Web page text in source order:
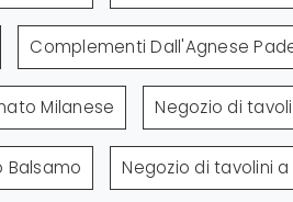
Complementi Dall'Agnese
Milanese Negozio di
Balsamo Negozio di tavolini a